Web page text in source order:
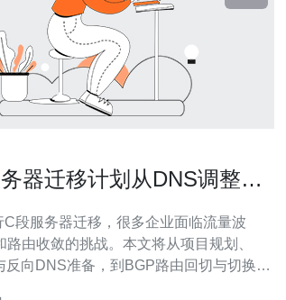
器迁移计划从DNS调整到
段服务器迁移，很多企业面临流量波
由收敛的挑战。本文将从项目规划、
反向DNS准备，到BGP路由回切与切换测